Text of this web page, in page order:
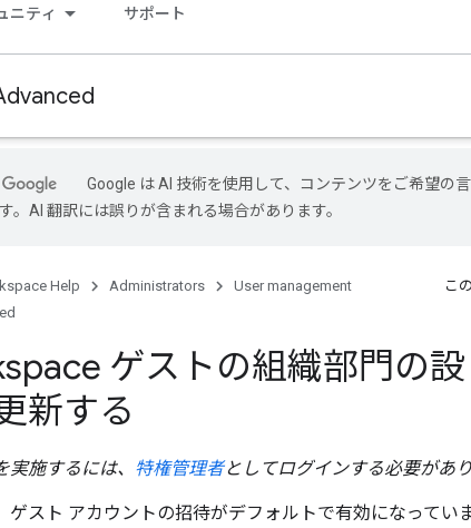
ニティ サポート
Google は AI 技術を使用して、コンテンツをご希望の
。AI 翻訳には誤りが含まれる場合があります。
Help Administrators
User management
こ
ゲストの組織部門の設
新する
実施するには、 特権管理者としてログインする必要があり
ゲスト アカウントの招待がデフォルトで有効になってい